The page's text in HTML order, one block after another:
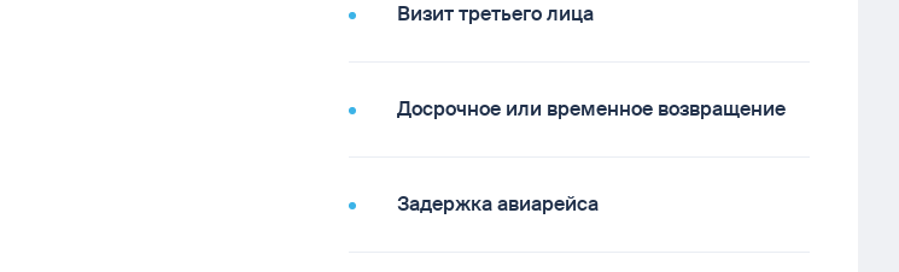
Визит третьего лица
Досрочное или временное возвращение
Задержка авиарейса